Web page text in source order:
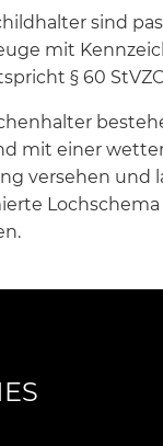
sind
mit
§ 60
mit einer
versehen und